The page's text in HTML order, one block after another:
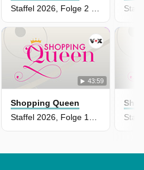
Staffel 2026, Folge 2 - Tag 5: Jenny mit Ekaterina Leonova
43:59
Shopping Queen